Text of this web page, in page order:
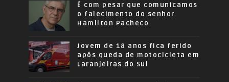
É com pesar que comunicamos
o falecimento do senhor
Hamilton Pacheco
Jovem de 18 anos fica ferido
após queda de motocicleta em
Laranjeiras do Sul